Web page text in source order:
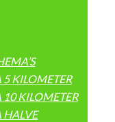
KILOMETER
KILOMETER
HALVE